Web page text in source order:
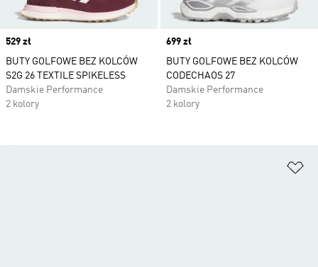
Price
529 zł
BUTY GOLFOWE BEZ KOLCÓW
S2G 26 TEXTILE SPIKELESS
Damskie Performance
2 kolory
Price
699 zł
BUTY GOLFOWE BEZ KOLCÓW
CODECHAOS 27
Damskie Performance
2 kolory